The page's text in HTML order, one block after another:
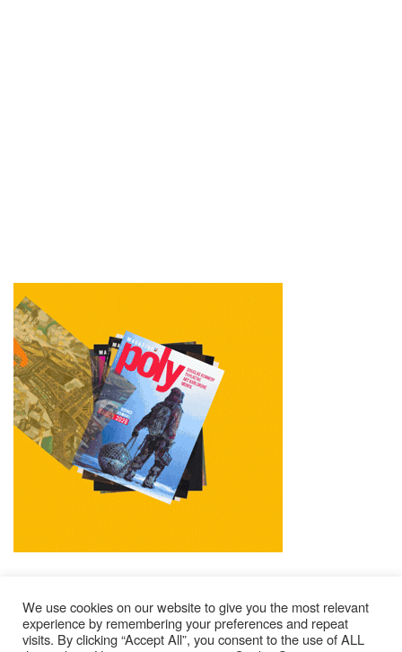
Mentions Légales Contacts Où Trouver Poly ?
We use cookies on our website to give you the most relevant
experience by remembering your preferences and repeat
visits. By clicking “Accept All”, you consent to the use of ALL